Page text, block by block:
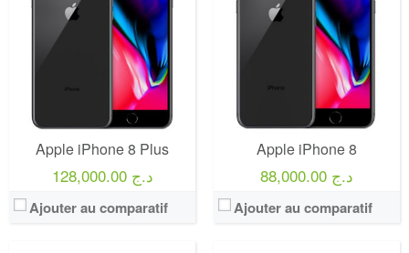
Apple iPhone 8 Plus
128,000.00 د.ج
Ajouter au comparatif
Apple iPhone 8
88,000.00 د.ج
Ajouter au comparatif